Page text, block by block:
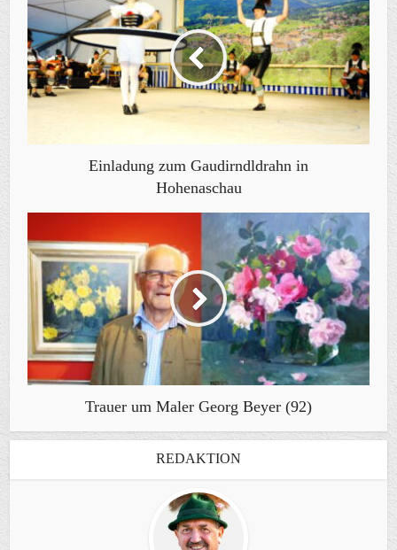
Einladung zum Gaudirndldrahn in
Hohenaschau
Trauer um Maler Georg Beyer (92)
REDAKTION